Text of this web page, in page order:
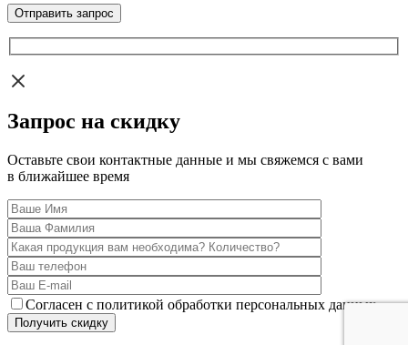
Запрос на скидку
Оставьте свои контактные данные и мы свяжемся с вами
в ближайшее время
Согласен с политикой обработки персональных данных